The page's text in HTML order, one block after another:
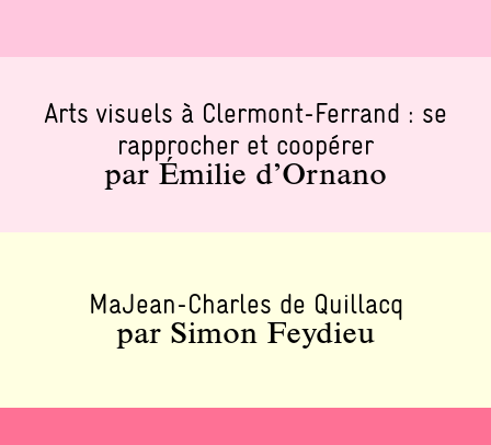
Arts visuels à Clermont-Ferrand : se
rapprocher et coopérer
par Émilie d’Ornano
MaJean-Charles de Quillacq
par Simon Feydieu